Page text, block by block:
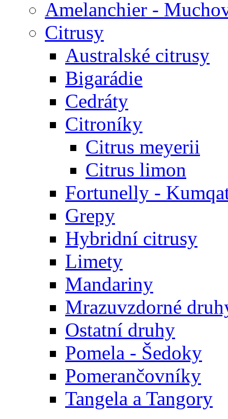
Amelanchier -
Citrusy
Australské citrusy
Bigarádie
Cedráty
Citroníky
Citrus meyerii
Citrus limon
Fortunelly -
Grepy
Hybridní citrusy
Limety
Mandariny
Mrazuvzdorné
Ostatní druhy
Pomela - Šedoky
Pomerančovníky
Tangela a Tangory